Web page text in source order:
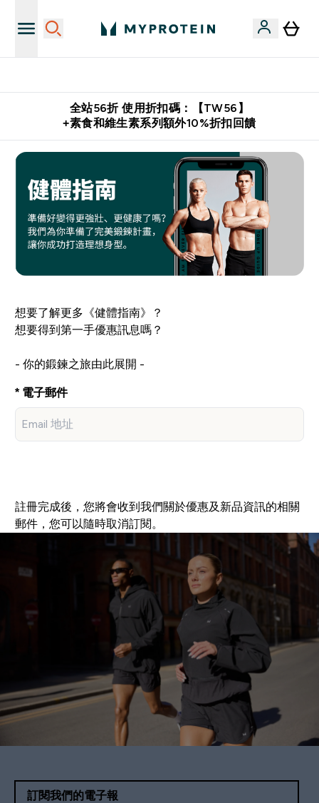
全站56折 使用折扣碼：【TW56】
+素食和維生素系列額外10%折扣回饋
想要了解更多《健體指南》？
想要得到第一手優惠訊息嗎？
- 你的鍛鍊之旅由此展開 -
電子郵件
註冊完成後，您將會收到我們關於優惠及新品資訊的相關
郵件，您可以隨時取消訂閱。
訂閱我們的電子報